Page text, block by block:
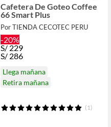
Cafetera De Goteo Coffee
66 Smart Plus
Por TIENDA CECOTEC PERU
-20%
S/ 229
S/ 286
Llega mañana
Retira mañana
(1)